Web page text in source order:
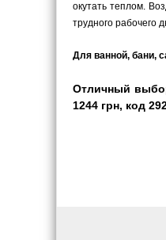
окутать теплом.
трудного рабочего
Для ванной, бани,
Отличный
1244 грн, код